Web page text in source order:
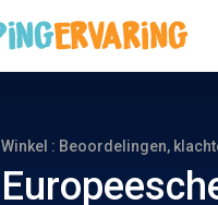
Winkel : Beoordelingen,